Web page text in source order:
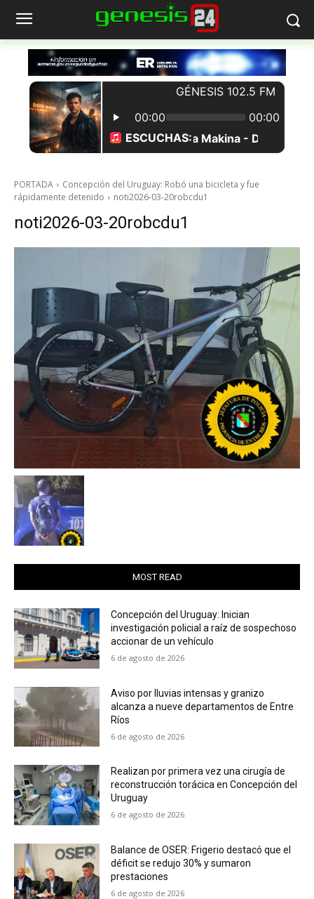
PORTADA
Concepción del Uruguay: Robó una bicicleta y fue
rápidamente detenido
noti2026-03-20robcdu1
noti2026-03-20robcdu1
MOST READ
Concepción del Uruguay: Inician
investigación policial a raíz de sospechoso
accionar de un vehículo
6 de agosto de 2026
Aviso por lluvias intensas y granizo
alcanza a nueve departamentos de Entre
Ríos
6 de agosto de 2026
Realizan por primera vez una cirugía de
reconstrucción torácica en Concepción del
Uruguay
6 de agosto de 2026
Balance de OSER: Frigerio destacó que el
déficit se redujo 30% y sumaron
prestaciones
6 de agosto de 2026